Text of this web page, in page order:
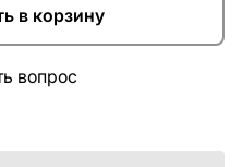
в корзину
вопрос